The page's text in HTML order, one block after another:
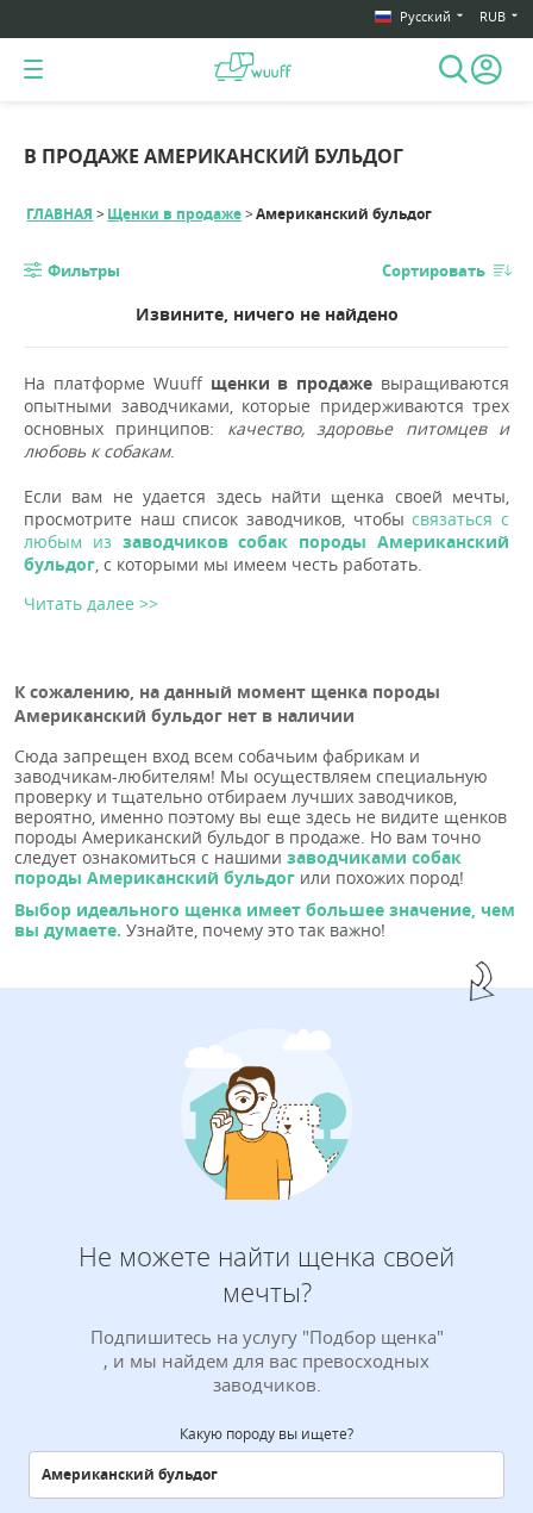
Русский RUB
В ПРОДАЖЕ АМЕРИКАНСКИЙ БУЛЬДОГ
ГЛАВНАЯ Щенки в продаже Американский бульдог
Фильтры Сортировать
Извините, ничего не найдено
На платформе Wuuff щенки в продаже выращиваются
опытными заводчиками, которые придерживаются трех
основных принципов: качество, здоровье питомцев и
любовь к собакам.
Если вам не удается здесь найти щенка своей мечты,
просмотрите наш список заводчиков, чтобысвязаться с
любым из заводчиков собак породы Американский
бульдог, с которыми мы имеем честь работать.
Читать далее >>
К сожалению, на данный момент щенка породы
Американский бульдог нет в наличии
Сюда запрещен вход всем собачьим фабрикам и
заводчикам-любителям! Мы осуществляем специальную
проверку и тщательно отбираем лучших заводчиков,
вероятно, именно поэтому вы еще здесь не видите щенков
породы Американский бульдог в продаже. Но вам точно
следует ознакомиться с нашими заводчиками собак
породы Американский бульдог или похожих пород!
Выбор идеального щенка имеет большее значение, чем
вы думаете. Узнайте, почему это так важно!
Не можете найти щенка своей
мечты?
Подпишитесь на услугу "Подбор щенка"
, и мы найдем для вас превосходных
заводчиков.
Какую породу вы ищете?